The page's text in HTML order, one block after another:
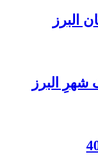
البرز
البرز